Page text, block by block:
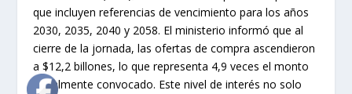
que incluyen referencias de vencimiento para los años
2030, 2035, 2040 y 2058. El ministerio informó que al
cierre de la jornada, las ofertas de compra ascendieron
a $12,2 billones, lo que representa 4,9 veces el monto
inicialmente convocado. Este nivel de interés no solo